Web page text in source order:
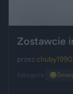
Zostawcie
przez chuby1990
Kategoria: 😂